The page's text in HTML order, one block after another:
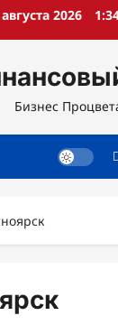
2026
Бизнес